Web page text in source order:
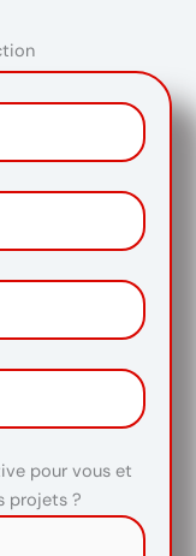
pour vous et
projets ?